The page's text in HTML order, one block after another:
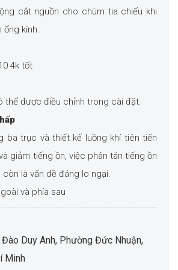
cắt nguồn cho chùm tia chiếu khi
ống kính.
thể được điều chỉnh trong cài đặt.
ba trục và thiết kế luồng khí tiên tiến
giảm tiếng ồn, việc phân tán tiếng ồn
là vấn đề đáng lo ngại.
và phía sau
Duy Anh, Phường Đức Nhuận,
Minh